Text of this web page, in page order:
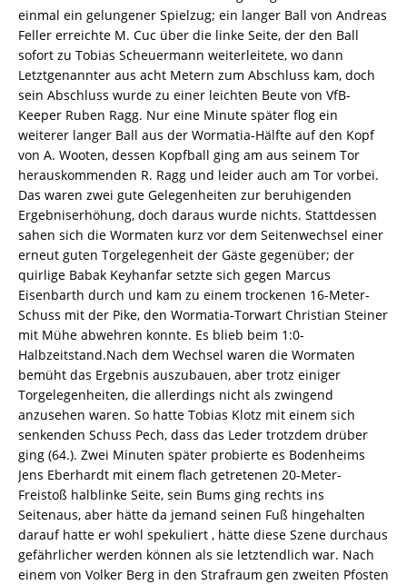
einmal ein gelungener Spielzug; ein langer Ball von Andreas
Feller erreichte M. Cuc über die linke Seite, der den Ball
sofort zu Tobias Scheuermann weiterleitete, wo dann
Letztgenannter aus acht Metern zum Abschluss kam, doch
sein Abschluss wurde zu einer leichten Beute von VfB-
Keeper Ruben Ragg. Nur eine Minute später flog ein
weiterer langer Ball aus der Wormatia-Hälfte auf den Kopf
von A. Wooten, dessen Kopfball ging am aus seinem Tor
herauskommenden R. Ragg und leider auch am Tor vorbei.
Das waren zwei gute Gelegenheiten zur beruhigenden
Ergebniserhöhung, doch daraus wurde nichts. Stattdessen
sahen sich die Wormaten kurz vor dem Seitenwechsel einer
erneut guten Torgelegenheit der Gäste gegenüber; der
quirlige Babak Keyhanfar setzte sich gegen Marcus
Eisenbarth durch und kam zu einem trockenen 16-Meter-
Schuss mit der Pike, den Wormatia-Torwart Christian Steiner
mit Mühe abwehren konnte. Es blieb beim 1:0-
Halbzeitstand.Nach dem Wechsel waren die Wormaten
bemüht das Ergebnis auszubauen, aber trotz einiger
Torgelegenheiten, die allerdings nicht als zwingend
anzusehen waren. So hatte Tobias Klotz mit einem sich
senkenden Schuss Pech, dass das Leder trotzdem drüber
ging (64.). Zwei Minuten später probierte es Bodenheims
Jens Eberhardt mit einem flach getretenen 20-Meter-
Freistoß halblinke Seite, sein Bums ging rechts ins
Seitenaus, aber hätte da jemand seinen Fuß hingehalten 
darauf hatte er wohl spekuliert , hätte diese Szene durchaus
gefährlicher werden können als sie letztendlich war. Nach
einem von Volker Berg in den Strafraum gen zweiten Pfosten